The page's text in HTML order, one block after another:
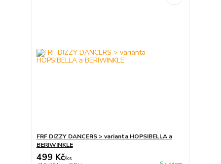
FRF DIZZY DANCERS > varianta HOPSIBELLA a
BERIWINKLE
499 Kč/ks